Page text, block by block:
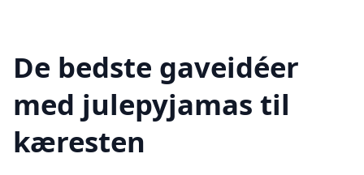
De bedste gaveidéer
med julepyjamas til
kæresten